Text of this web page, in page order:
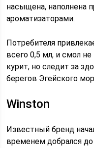
насыщена, наполнена
ароматизаторами.
Потребителя
всего 0,5 мл, и смол
курит, но следит за
берегов Эгейского
Winston
Известный бренд
временем добрался до